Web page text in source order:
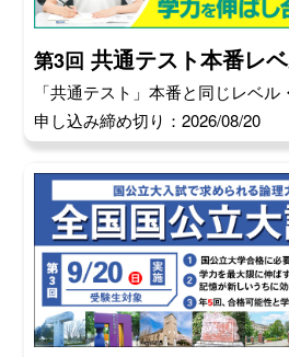
第3回 共通テスト本番レ
「共通テスト」本番と同じレベル
申し込み締め切り：2026/08/20